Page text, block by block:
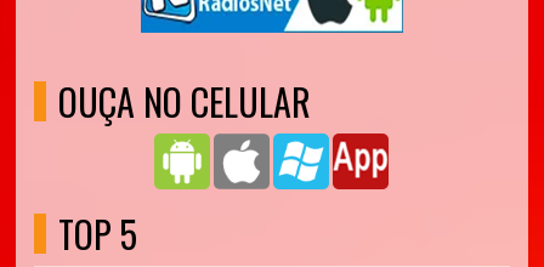
OUÇA NO CELULAR
TOP 5